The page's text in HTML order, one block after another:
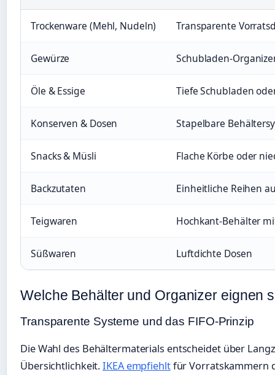
Trockenware (Mehl, Nudeln) Transparente
Gewürze Schubladen-
Öle & Essige Tiefe Schubladen
Konserven & Dosen Stapelbare
Snacks & Müsli Flache Körbe oder
Backzutaten Einheitliche Reihen
Teigwaren Hochkant-Behälter
Süßwaren Luftdichte Dosen
Welche Behälter und Organizer eignen
Transparente Systeme und das FIFO-Prinzip
Die Wahl des Behältermaterials entscheidet über
Übersichtlichkeit.IKEA empfiehltfür Vorratskammern